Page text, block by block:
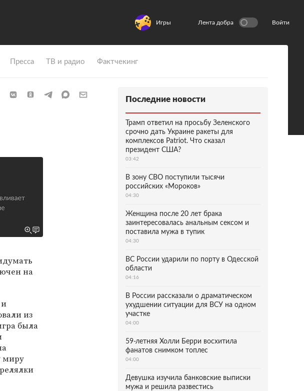
Игры Лента добра Войти
Пресса ТВ и радио Фактчекинг
на
из
была
миру
Последние новости
Трамп ответил на просьбу Зеленского
срочно дать Украине ракеты для
комплексов Patriot. Что сказал
президент США?
03:42
В зону СВО поступили тысячи
российских «Мороков»
04:30
Женщина после 20 лет брака
заинтересовалась анальным сексом и
поставила мужа в тупик
04:30
ВС России ударили по порту в Одесской
области
04:16
В России рассказали о драматическом
ухудшении ситуации для ВСУ на одном
участке
04:00
59-летняя Холли Берри восхитила
фанатов снимком топлес
04:00
Девушка изучила банковские выписки
мужа и решила развестись